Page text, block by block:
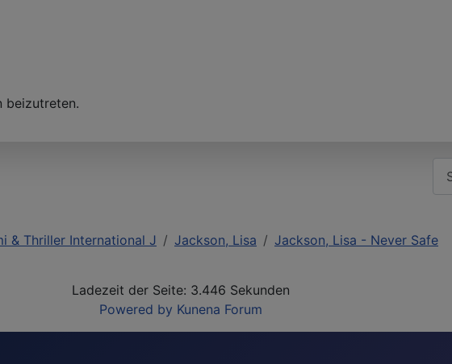
beizutreten.
& Thriller International J Jackson, Lisa Jackson, Lisa - Never Safe
Ladezeit der Seite: 3.446 Sekunden
Powered by Kunena Forum